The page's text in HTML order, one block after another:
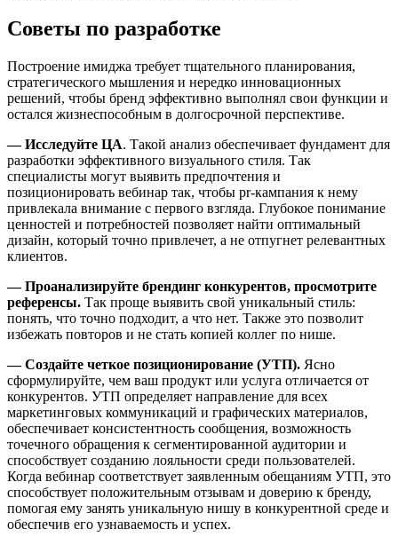
Советы по разработке
Построение имиджа требует тщательного планирования,
стратегического мышления и нередко инновационных
решений, чтобы бренд эффективно выполнял свои функции и
остался жизнеспособным в долгосрочной перспективе.
— Исследуйте ЦА. Такой анализ обеспечивает фундамент для
разработки эффективного визуального стиля. Так
специалисты могут выявить предпочтения и
позиционировать вебинар так, чтобы pr-кампания к нему
привлекала внимание с первого взгляда. Глубокое понимание
ценностей и потребностей позволяет найти оптимальный
дизайн, который точно привлечет, а не отпугнет релевантных
клиентов.
— Проанализируйте брендинг конкурентов, просмотрите
референсы. Так проще выявить свой уникальный стиль:
понять, что точно подходит, а что нет. Также это позволит
избежать повторов и не стать копией коллег по нише.
— Создайте четкое позиционирование (УТП). Ясно
сформулируйте, чем ваш продукт или услуга отличается от
конкурентов. УТП определяет направление для всех
маркетинговых коммуникаций и графических материалов,
обеспечивает консистентность сообщения, возможность
точечного обращения к сегментированной аудитории и
способствует созданию лояльности среди пользователей.
Когда вебинар соответствует заявленным обещаниям УТП, это
способствует положительным отзывам и доверию к бренду,
помогая ему занять уникальную нишу в конкурентной среде и
обеспечив его узнаваемость и успех.